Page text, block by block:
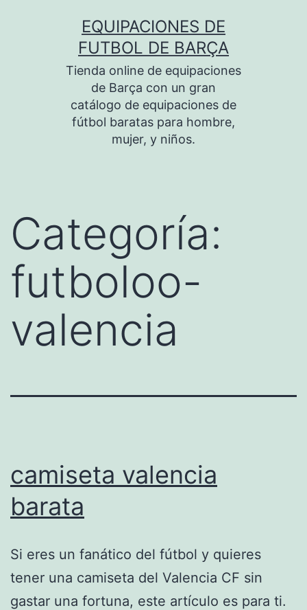
EQUIPACIONES DE
FUTBOL DE BARÇA
Tienda online de equipaciones
de Barça con un gran
catálogo de equipaciones de
fútbol baratas para hombre,
mujer, y niños.
Categoría:
futboloo-
valencia
camiseta valencia
barata
Si eres un fanático del fútbol y quieres
tener una camiseta del Valencia CF sin
gastar una fortuna, este artículo es para ti.